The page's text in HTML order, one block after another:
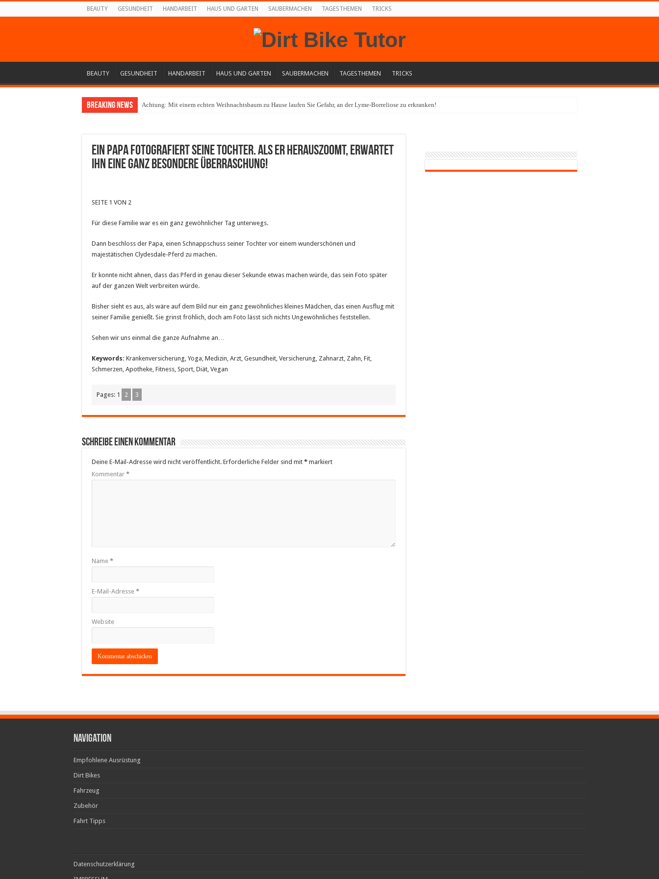
BEAUTY GESUNDHEIT HANDARBEIT HAUS UND GARTEN SAUBERMACHEN TAGESTHEMEN TRICKS
BEAUTY GESUNDHEIT HANDARBEIT HAUS UND GARTEN SAUBERMACHEN TAGESTHEMEN TRICKS
Breaking News Achtung: Mit einem echten Weihnachtsbaum zu Hause laufen Sie Gefahr, an der Lyme-Borreliose zu erkranken!
Ein Papa fotografiert seine Tochter. Als er herauszoomt, erwartet
ihn eine ganz besondere Überraschung!
SEITE 1 VON 2
Für diese Familie war es ein ganz gewöhnlicher Tag unterwegs.
Dann beschloss der Papa, einen Schnappschuss seiner Tochter vor einem wunderschönen und
majestätischen Clydesdale-Pferd zu machen.
Er konnte nicht ahnen, dass das Pferd in genau dieser Sekunde etwas machen würde, das sein Foto später
auf der ganzen Welt verbreiten würde.
Bisher sieht es aus, als wäre auf dem Bild nur ein ganz gewöhnliches kleines Mädchen, das einen Ausflug mit
seiner Familie genießt. Sie grinst fröhlich, doch am Foto lässt sich nichts Ungewöhnliches feststellen.
Sehen wir uns einmal die ganze Aufnahme an…
Keywords: Krankenversicherung, Yoga, Medizin, Arzt, Gesundheit, Versicherung, Zahnarzt, Zahn, Fit,
Schmerzen, Apotheke, Fitness, Sport, Diät, Vegan
Pages: 1 2 3
Schreibe einen Kommentar
Deine E-Mail-Adresse wird nicht veröffentlicht. Erforderliche Felder sind mit * markiert
Kommentar *
Name *
E-Mail-Adresse *
Website
Navigation
Empfohlene Ausrüstung
Dirt Bikes
Fahrzeug
Zubehör
Fahrt Tipps
Datenschutzerklärung